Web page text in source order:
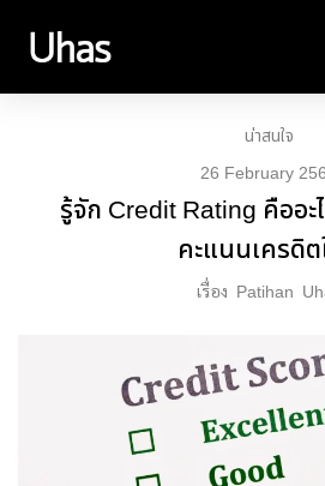
น่าสนใจ
26 February
รู้จัก Credit Rating คืออ
คะแนนเครดิ
เรื่อง Patihan